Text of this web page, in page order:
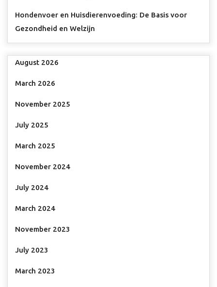
Hondenvoer en Huisdierenvoeding: De Basis voor
Gezondheid en Welzijn
August 2026
March 2026
November 2025
July 2025
March 2025
November 2024
July 2024
March 2024
November 2023
July 2023
March 2023